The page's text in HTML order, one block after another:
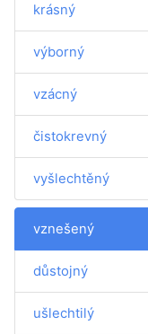
krásný
výborný
vzácný
čistokrevný
vyšlechtěný
vznešený
důstojný
ušlechtilý